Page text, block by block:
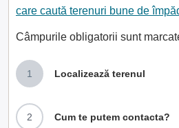
care caută terenuri bune de
Câmpurile obligatorii sunt
1 Localizează terenul
2 Cum te putem contacta?